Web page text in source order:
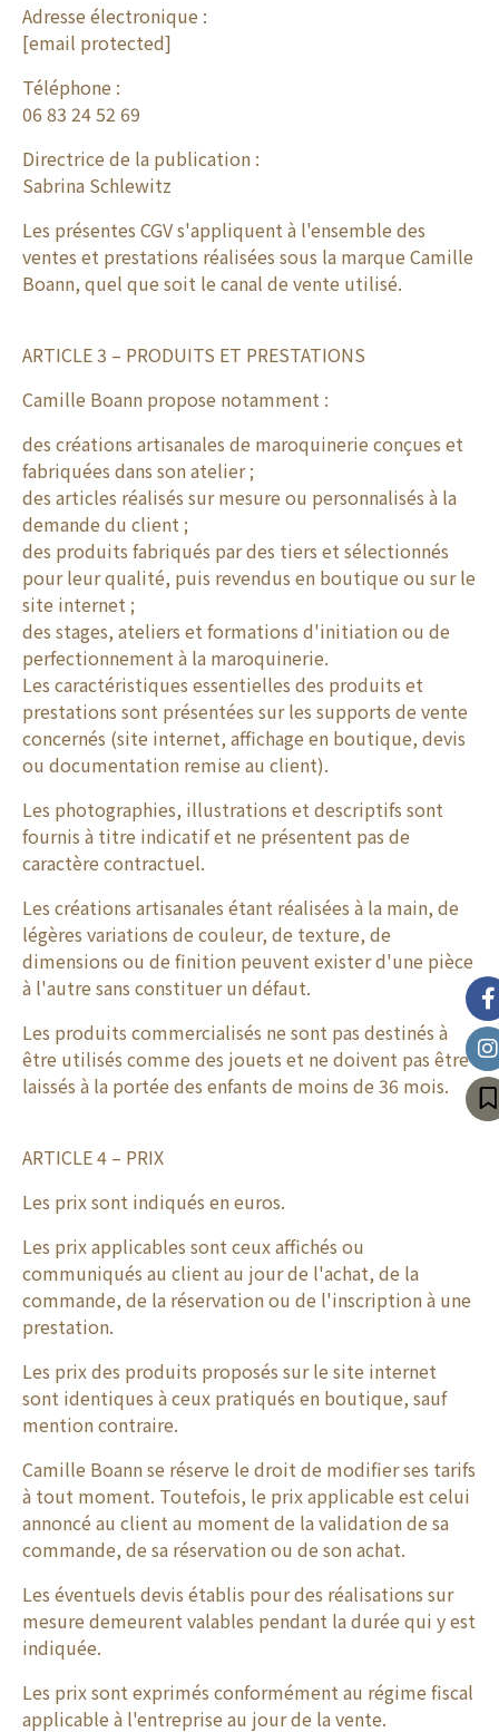
Adresse électronique :
[email protected]
Téléphone :
06 83 24 52 69
Directrice de la publication :
Sabrina Schlewitz
Les présentes CGV s'appliquent à l'ensemble des
ventes et prestations réalisées sous la marque Camille
Boann, quel que soit le canal de vente utilisé.
ARTICLE 3 – PRODUITS ET PRESTATIONS
Camille Boann propose notamment :
des créations artisanales de maroquinerie conçues et
fabriquées dans son atelier ;
des articles réalisés sur mesure ou personnalisés à la
demande du client ;
des produits fabriqués par des tiers et sélectionnés
pour leur qualité, puis revendus en boutique ou sur le
site internet ;
des stages, ateliers et formations d'initiation ou de
perfectionnement à la maroquinerie.
Les caractéristiques essentielles des produits et
prestations sont présentées sur les supports de vente
concernés (site internet, affichage en boutique, devis
ou documentation remise au client).
Les photographies, illustrations et descriptifs sont
fournis à titre indicatif et ne présentent pas de
caractère contractuel.
Les créations artisanales étant réalisées à la main, de
légères variations de couleur, de texture, de
dimensions ou de finition peuvent exister d'une pièce
à l'autre sans constituer un défaut.
Les produits commercialisés ne sont pas destinés à
être utilisés comme des jouets et ne doivent pas être
laissés à la portée des enfants de moins de 36 mois.
ARTICLE 4 – PRIX
Les prix sont indiqués en euros.
Les prix applicables sont ceux affichés ou
communiqués au client au jour de l'achat, de la
commande, de la réservation ou de l'inscription à une
prestation.
Les prix des produits proposés sur le site internet
sont identiques à ceux pratiqués en boutique, sauf
mention contraire.
Camille Boann se réserve le droit de modifier ses tarifs
à tout moment. Toutefois, le prix applicable est celui
annoncé au client au moment de la validation de sa
commande, de sa réservation ou de son achat.
Les éventuels devis établis pour des réalisations sur
mesure demeurent valables pendant la durée qui y est
indiquée.
Les prix sont exprimés conformément au régime fiscal
applicable à l'entreprise au jour de la vente.